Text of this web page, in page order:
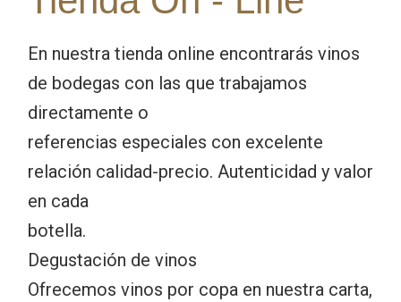
En nuestra tienda online encontrarás vinos
de bodegas con las que trabajamos
directamente o
referencias especiales con excelente
relación calidad-precio. Autenticidad y valor
en cada
botella.
Degustación de vinos
Ofrecemos vinos por copa en nuestra carta,